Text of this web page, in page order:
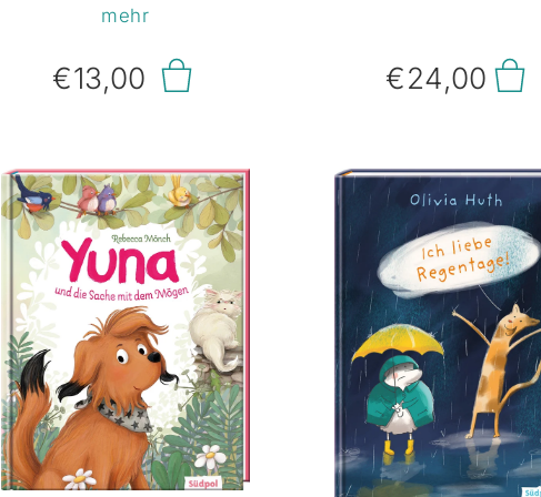
Terrasse faulenzen, aber
verschwunden. Kaum holt
sie sich ein neues, ist die
ganze Schaukelstuhl! Und
nicht nur das, ständig
kommt einer ihrer Freunde
vorbei und braucht Hilfe:
beim Aufräumen, beim
Blumen pflücken, beim
Erdbeeren ernten! Was ist
da nur los in Frau
Bienenstichs Garten? Wer
ist eigentlich diese
Zipfelmaus? Zipfelmaus
wohnt in Frau Bienenstichs
mehr
€13,00
Verkleidungen
und mit Fell und
gibt in lustigen
Tipps zu seiner
Identität und zu der
Artgenossen, als
sich verkleidet hat.
du, wer sich als
Tier verkleidet hat?
wem gebührt der
das beste Kostüm?
Illustrationen und
schwungvolle Reime
€24,00